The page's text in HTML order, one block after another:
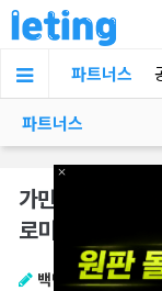
파트너스
파트너스
가만히 있었을
로미스나인 백
백만수르
×